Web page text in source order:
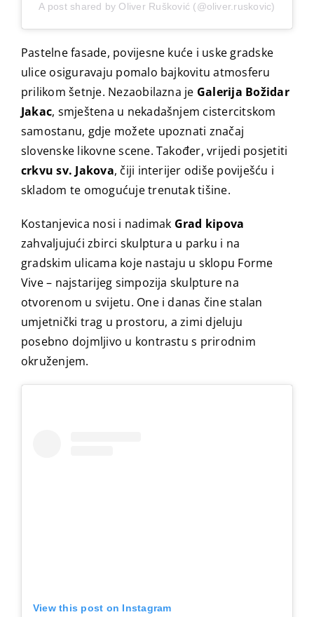
A post shared by Oliver Rušković (@oliver.ruskovic)
Pastelne fasade, povijesne kuće i uske gradske
ulice osiguravaju pomalo bajkovitu atmosferu
prilikom šetnje. Nezaobilazna je Galerija Božidar
Jakac, smještena u nekadašnjem cistercitskom
samostanu, gdje možete upoznati značaj
slovenske likovne scene. Također, vrijedi posjetiti
crkvu sv. Jakova, čiji interijer odiše poviješću i
skladom te omogućuje trenutak tišine.
Kostanjevica nosi i nadimak Grad kipova
zahvaljujući zbirci skulptura u parku i na
gradskim ulicama koje nastaju u sklopu Forme
Vive – najstarijeg simpozija skulpture na
otvorenom u svijetu. One i danas čine stalan
umjetnički trag u prostoru, a zimi djeluju
posebno dojmljivo u kontrastu s prirodnim
okruženjem.
View this post on Instagram